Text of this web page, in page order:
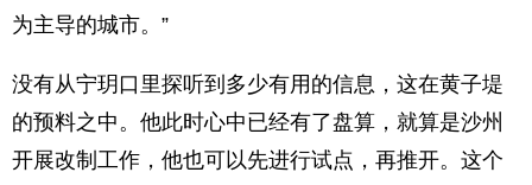
为主导的城市。”
没有从宁玥口里探听到多少有用的信息，这在黄子堤
的预料之中。他此时心中已经有了盘算，就算是沙州
开展改制工作，他也可以先进行试点，再推开。这个